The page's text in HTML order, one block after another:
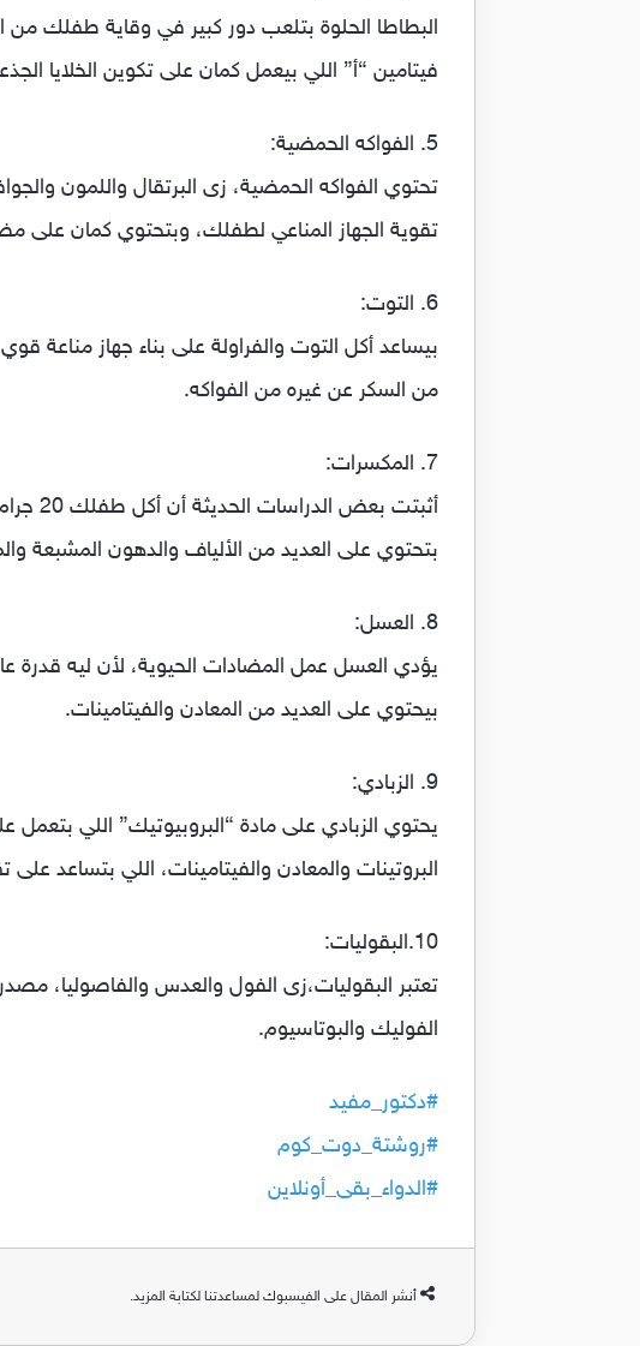
البطاطا الحلوة بتلعب دور كبير في وقاية طفلك من
فيتامين “أ” اللي بيعمل كمان على تكوين الخلايا
5. الفواكه الحمضية:
تحتوي الفواكه الحمضية، زى البرتقال واللمون
تقوية الجهاز المناعي لطفلك، وبتحتوي كمان على
6. التوت:
بيساعد أكل التوت والفراولة على بناء جهاز مناعة
من السكر عن غيره من الفواكه.
7. المكسرات:
بتحتوي على العديد من الألياف والدهون المشبعة
8. العسل:
يؤدي العسل عمل المضادات الحيوية، لأن ليه قدرة
بيحتوي على العديد من المعادن والفيتامينات.
9. الزبادي:
يحتوي الزبادي على مادة “البروبيوتيك” اللي
البروتينات والمعادن والفيتامينات، اللي بتساعد على
10.البقوليات:
تعتبر البقوليات،زى الفول والعدس والفاصوليا،
الفوليك والبوتاسيوم.
#دكتور_مفيد
#روشتة_دوت_كوم
#الدواء_بقى_أونلاين
أنشر المقال على الفيسبوك لمساعدتنا لكتابة المزيد.